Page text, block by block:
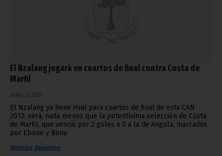
El Nzalang jugará en cuartos de final contra Costa de
Marfil
enero 31, 2012
El Nzalang ya tiene rival para cuartos de final de esta CAN
2012: será, nada menos que la potentísima selección de Costa
de Marfil, que venció por 2 goles a 0 a la de Angola, marcados
por Eboue y Bony.
Noticias Deportes